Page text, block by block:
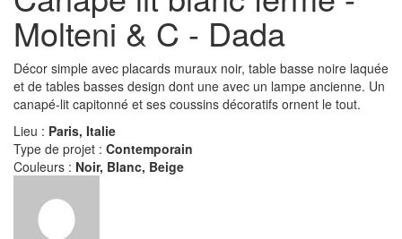
Molteni & C - Dada
Décor simple avec placards muraux noir, table basse noire laquée
et de tables basses design dont une avec un lampe ancienne. Un
canapé-lit capitonné et ses coussins décoratifs ornent le tout.
Lieu : Paris, Italie
Type de projet : Contemporain
Couleurs : Noir, Blanc, Beige